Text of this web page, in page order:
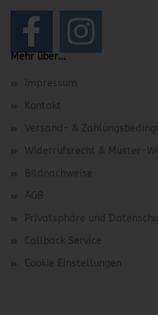
Mehr über...
Impressum
Kontakt
Versand- &
Widerrufsrecht & Muster-
Bildnachweise
AGB
Privatsphäre und
Callback Service
Cookie Einstellungen